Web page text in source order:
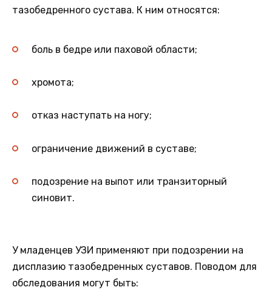
тазобедренного сустава. К ним относятся:
боль в бедре или паховой области;
хромота;
отказ наступать на ногу;
ограничение движений в суставе;
подозрение на выпот или транзиторный
синовит.
У младенцев УЗИ применяют при подозрении на
дисплазию тазобедренных суставов. Поводом для
обследования могут быть: